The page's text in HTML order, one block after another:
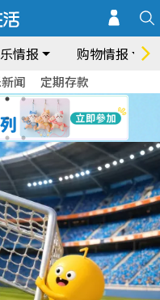
情报 购物情报
闻 定期存款